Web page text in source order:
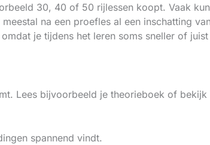
30, 40 of 50 rijlessen koopt. Vaak
na een proefles al een inschatting
je tijdens het leren soms sneller of
Lees bijvoorbeeld je theorieboek of
spannend vindt.